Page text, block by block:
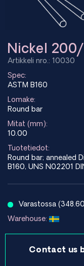
Nickel 200/
Artikkeli nro.: 10030
Spec:
ASTM B160
Lomake:
Round bar
Mitat (mm):
10.00
Tuotetiedot:
Round bar; annealed
B160, UNS N02201
Varastossa
Warehouse:
Contact us